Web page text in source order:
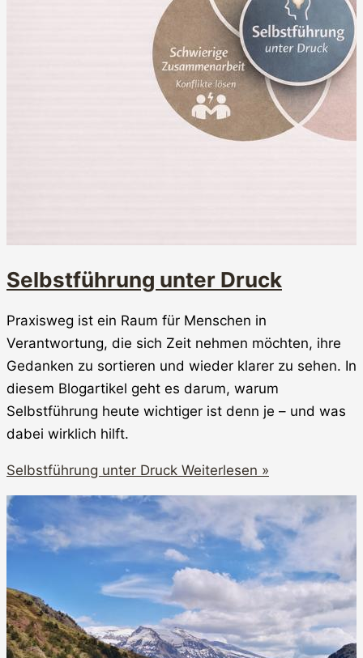
Selbstführung unter Druck
Praxisweg ist ein Raum für Menschen in
Verantwortung, die sich Zeit nehmen möchten, ihre
Gedanken zu sortieren und wieder klarer zu sehen. In
diesem Blogartikel geht es darum, warum
Selbstführung heute wichtiger ist denn je – und was
dabei wirklich hilft.
Selbstführung unter Druck Weiterlesen »